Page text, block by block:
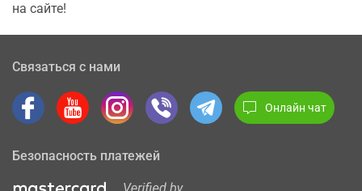
на сайте!
Связаться с нами
Онлайн чат
Безопасность платежей